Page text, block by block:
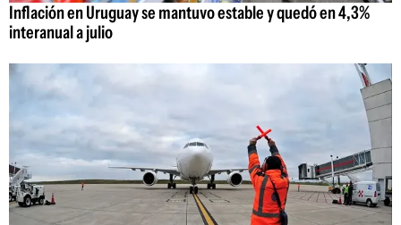
Inflación en Uruguay se mantuvo estable y quedó en 4,3%
interanual a julio